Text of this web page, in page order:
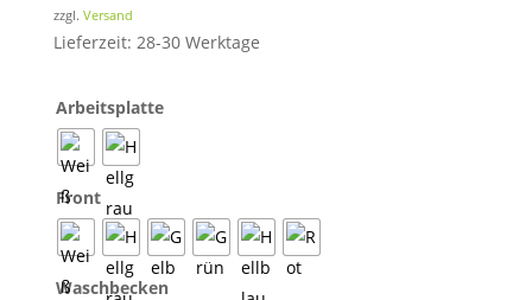
zzgl. Versand
Lieferzeit: 28-30 Werktage
Arbeitsplatte
Front
Waschbecken